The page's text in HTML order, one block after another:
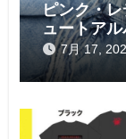
ピンク・
ュートア
7月 17,